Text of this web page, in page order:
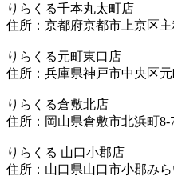
りらくる千本丸太町店
住所：京都府京都市上京区主
りらくる元町東口店
住所：兵庫県神戸市中央区
りらくる倉敷北店
住所：岡山県倉敷市北浜町8-
りらくる 山口小郡店
住所：山口県山口市小郡みら